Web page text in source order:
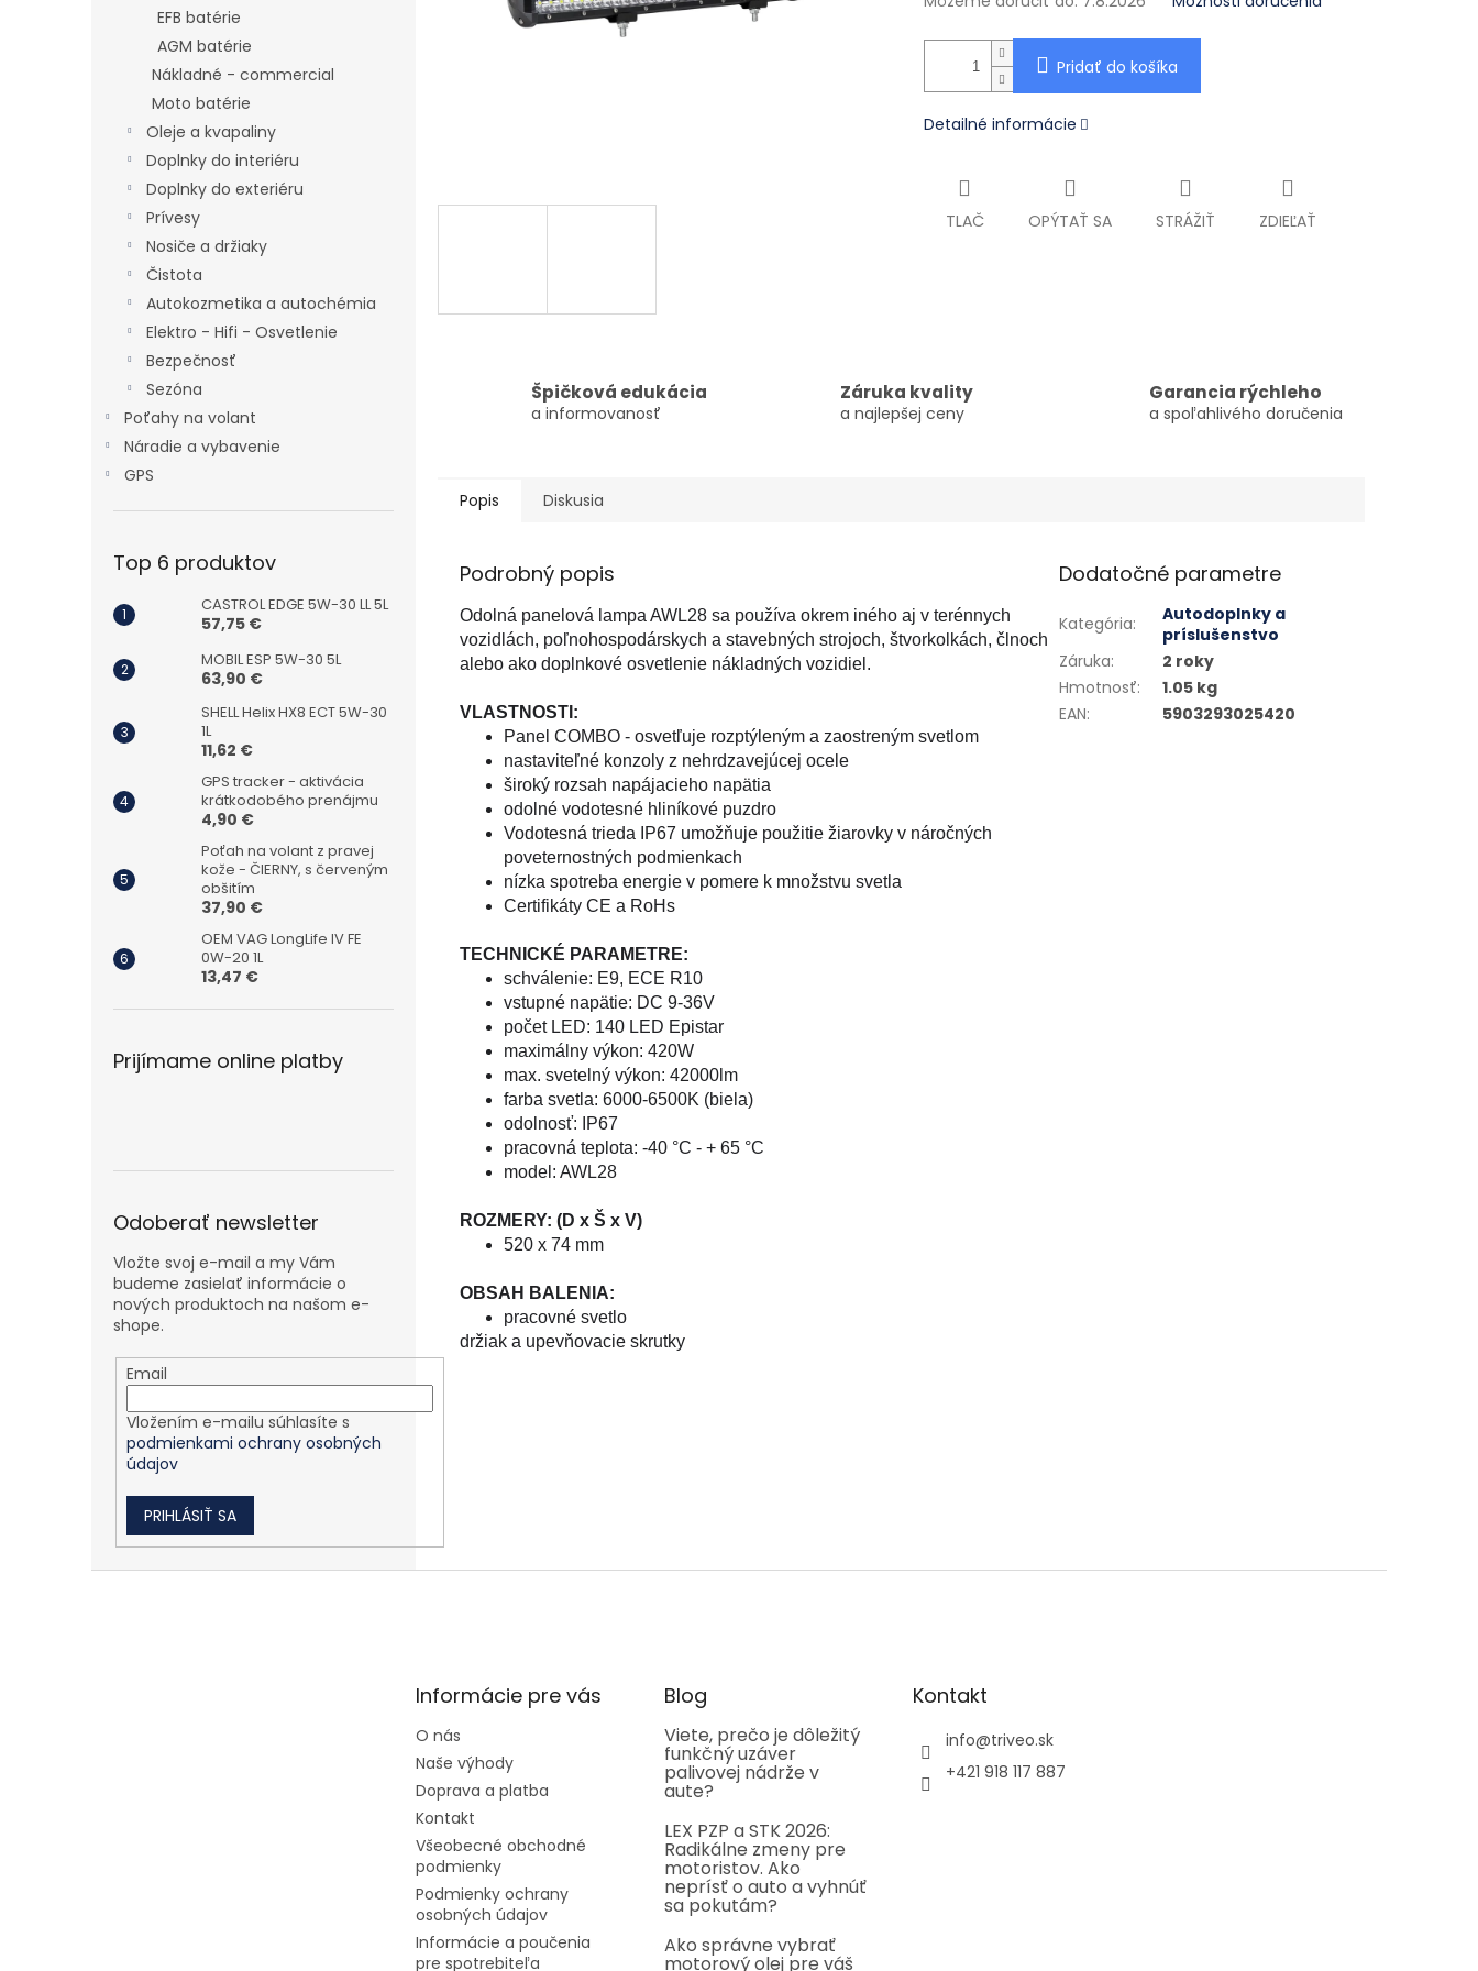
EFB batérie
AGM batérie
Nákladné - commercial
Moto batérie
Oleje a kvapaliny
Doplnky do interiéru
Doplnky do exteriéru
Prívesy
Nosiče a držiaky
Čistota
Autokozmetika a autochémia
Elektro - Hifi - Osvetlenie
Bezpečnosť
Sezóna
Poťahy na volant
Náradie a vybavenie
GPS
Top 6 produktov
CASTROL EDGE 5W-30 LL 5L
57,75 €
MOBIL ESP 5W-30 5L
63,90 €
SHELL Helix HX8 ECT 5W-30
1L
11,62 €
GPS tracker - aktivácia
krátkodobého prenájmu
4,90 €
Poťah na volant z pravej
kože - ČIERNY, s červeným
obšitím
37,90 €
OEM VAG LongLife IV FE
0W-20 1L
13,47 €
Prijímame online platby
Odoberať newsletter
Vložte svoj e-mail a my Vám
budeme zasielať informácie o
nových produktoch na našom e-
shope.
Email
Vložením e-mailu súhlasíte s
podmienkami ochrany osobných
údajov
PRIHLÁSIŤ SA
Pridať do košíka
Detailné informácie
TLAČ OPÝTAŤ SA STRÁŽIŤ ZDIEĽAŤ
Špičková edukácia
a informovanosť
Záruka kvality
a najlepšej ceny
Garancia rýchleho
a spoľahlivého doručenia
Popis Diskusia
Podrobný popis
Odolná panelová lampa AWL28 sa používa okrem iného aj v terénnych
vozidlách, poľnohospodárskych a stavebných strojoch, štvorkolkách, člnoch
alebo ako doplnkové osvetlenie nákladných vozidiel.
VLASTNOSTI:
Panel COMBO - osvetľuje rozptýleným a zaostreným svetlom
nastaviteľné konzoly z nehrdzavejúcej ocele
široký rozsah napájacieho napätia
odolné vodotesné hliníkové puzdro
Vodotesná trieda IP67 umožňuje použitie žiarovky v náročných
poveternostných podmienkach
nízka spotreba energie v pomere k množstvu svetla
Certifikáty CE a RoHs
TECHNICKÉ PARAMETRE:
schválenie: E9, ECE R10
vstupné napätie: DC 9-36V
počet LED: 140 LED Epistar
maximálny výkon: 420W
max. svetelný výkon: 42000lm
farba svetla: 6000-6500K (biela)
odolnosť: IP67
pracovná teplota: -40 °C - + 65 °C
model: AWL28
ROZMERY: (D x Š x V)
520 x 74 mm
OBSAH BALENIA:
pracovné svetlo
držiak a upevňovacie skrutky
Dodatočné parametre
Kategória:
Autodoplnky a
príslušenstvo
Záruka:
2 roky
Hmotnosť:
1.05 kg
EAN: 5903293025420
Informácie pre vás
O nás
Naše výhody
Doprava a platba
Kontakt
Všeobecné obchodné
podmienky
Podmienky ochrany
osobných údajov
Informácie a poučenia
pre spotrebiteľa
Blog
Viete, prečo je dôležitý
funkčný uzáver
palivovej nádrže v
aute?
LEX PZP a STK 2026:
Radikálne zmeny pre
motoristov. Ako
neprísť o auto a vyhnúť
sa pokutám?
Ako správne vybrať
motorový olej pre váš
Kontakt
info@triveo.sk
+421 918 117 887